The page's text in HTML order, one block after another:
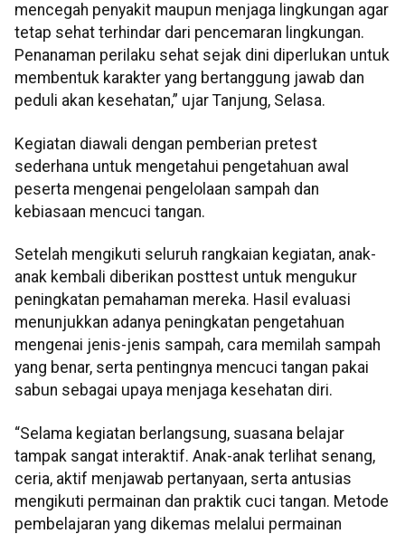
mencegah penyakit maupun menjaga lingkungan agar
tetap sehat terhindar dari pencemaran lingkungan.
Penanaman perilaku sehat sejak dini diperlukan untuk
membentuk karakter yang bertanggung jawab dan
peduli akan kesehatan,” ujar Tanjung, Selasa.
Kegiatan diawali dengan pemberian pretest
sederhana untuk mengetahui pengetahuan awal
peserta mengenai pengelolaan sampah dan
kebiasaan mencuci tangan.
Setelah mengikuti seluruh rangkaian kegiatan, anak-
anak kembali diberikan posttest untuk mengukur
peningkatan pemahaman mereka. Hasil evaluasi
menunjukkan adanya peningkatan pengetahuan
mengenai jenis-jenis sampah, cara memilah sampah
yang benar, serta pentingnya mencuci tangan pakai
sabun sebagai upaya menjaga kesehatan diri.
“Selama kegiatan berlangsung, suasana belajar
tampak sangat interaktif. Anak-anak terlihat senang,
ceria, aktif menjawab pertanyaan, serta antusias
mengikuti permainan dan praktik cuci tangan. Metode
pembelajaran yang dikemas melalui permainan